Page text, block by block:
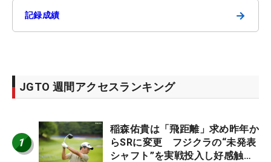
記録成績 →
JGTO 週間アクセスランキング
1
稲森佑貴は「飛距離」求め昨年か
らSRに変更 フジクラの“未発表
シャフト”を実戦投入し好感触